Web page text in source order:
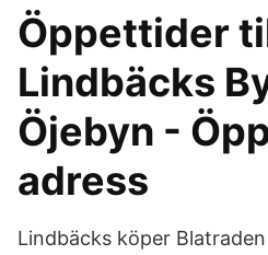
Öppettider
Lindbäcks
Öjebyn -
adress
Lindbäcks köper